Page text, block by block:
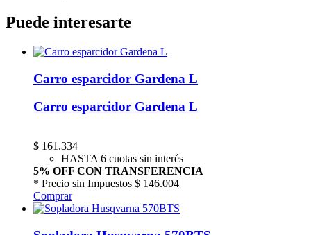
Puede interesarte
Carro esparcidor Gardena L
Carro esparcidor Gardena L
$ 161.334
HASTA 6 cuotas sin interés
5% OFF CON TRANSFERENCIA
* Precio sin Impuestos $ 146.004
Comprar